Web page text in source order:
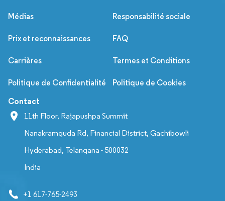
Médias Responsabilité sociale
Prix et reconnaissances FAQ
Carrières Termes et Conditions
Politique de Confidentialité Politique de Cookies
Contact
11th Floor, Rajapushpa Summit
Nanakramguda Rd, Financial District, Gachibowli
Hyderabad, Telangana - 500032
India
+1 617-765-2493